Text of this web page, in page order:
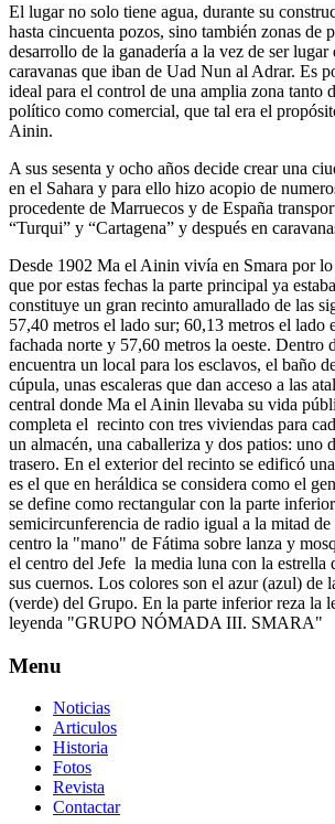
El lugar no solo tiene agua, durante su
hasta cincuenta pozos, sino también zonas de
desarrollo de la ganadería a la vez de ser lugar
caravanas que iban de Uad Nun al Adrar. Es
ideal para el control de una amplia zona tanto
político como comercial, que tal era el
Ainin.
A sus sesenta y ocho años decide crear una
en el Sahara y para ello hizo acopio de
procedente de Marruecos y de España
“Turqui” y “Cartagena” y después en
Desde 1902 Ma el Ainin vivía en Smara por lo
que por estas fechas la parte principal ya
constituye un gran recinto amurallado de las
57,40 metros el lado sur; 60,13 metros el lado
fachada norte y 57,60 metros la oeste. Dentro
encuentra un local para los esclavos, el baño
cúpula, unas escaleras que dan acceso a las
central donde Ma el Ainin llevaba su vida
completa el recinto con tres viviendas para
un almacén, una caballeriza y dos patios: uno
trasero. En el exterior del recinto se edificó
es el que en heráldica se considera como el
se define como rectangular con la parte
semicircunferencia de radio igual a la mitad
centro la "mano" de Fátima sobre lanza y
el centro del Jefe la media luna con la estrella
sus cuernos. Los colores son el azur (azul)
(verde) del Grupo. En la parte inferior reza la
leyenda "GRUPO NÓMADA III. SMARA"
Menu
Noticias
Articulos
Historia
Fotos
Revista
Contactar